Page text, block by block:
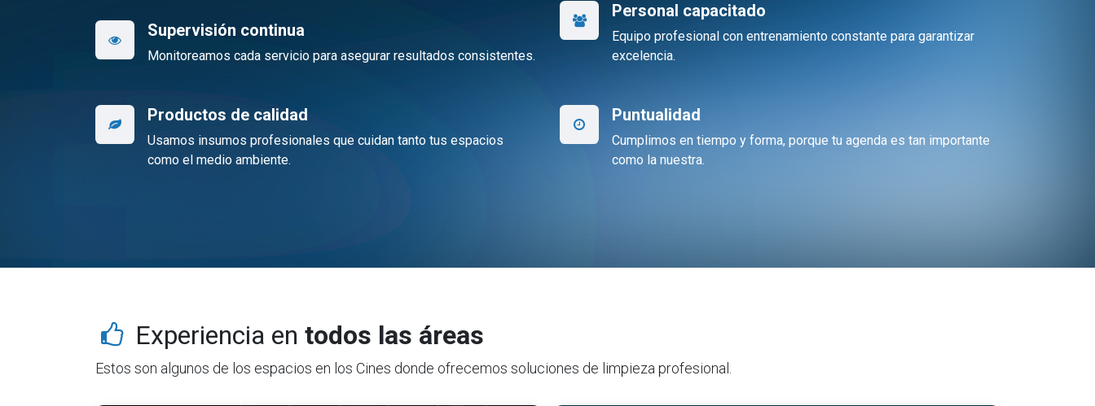
Supervisión continua
Monitoreamos cada servicio para asegurar resultados consistentes.
Productos de calidad
Usamos insumos profesionales que cuidan tanto tus espacios
como el medio ambiente.
Personal capacitado
Equipo profesional con entrenamiento constante para garantizar
excelencia.
Puntualidad
Cumplimos en tiempo y forma, porque tu agenda es tan importante
como la nuestra.
Experiencia entodos las áreas
Estos son algunos de los espacios en los Cines donde ofrecemos soluciones de limpieza profesional.